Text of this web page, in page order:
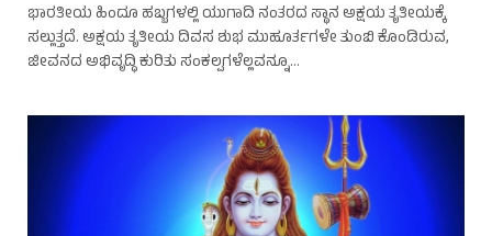
ಭಾರತೀಯ ಹಿಂದೂ ಹಬ್ಬಗಳಲ್ಲಿ ಯುಗಾದಿ ನಂತರದ ಸ್ಥಾನ ಅಕ್ಷಯ ತೃತೀಯಕ್ಕೆ
ಸಲ್ಲುತ್ತದೆ. ಅಕ್ಷಯ ತೃತೀಯ ದಿವಸ ಶುಭ ಮುಹೂರ್ತಗಳೇ ತುಂಬಿ ಕೊಂಡಿರುವ,
ಜೀವನದ ಅಭಿವೃದ್ಧಿ ಕುರಿತು ಸಂಕಲ್ಪಗಳೆಲ್ಲವನ್ನೂ…